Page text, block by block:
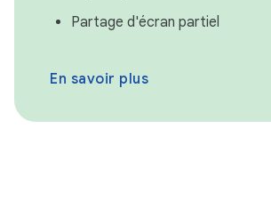
Partage d'écran partiel
En savoir plus